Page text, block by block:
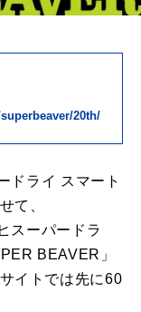
20th/
ドライ スマート
て、
スーパードラ
BEAVER」
イトでは先に60